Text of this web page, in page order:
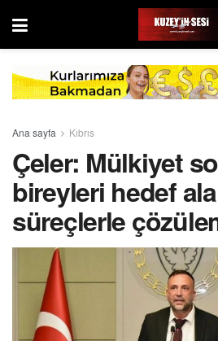
Ana sayfa Kıbrıs
Çeler: Mülkiyet
bireyleri hedef
süreçlerle